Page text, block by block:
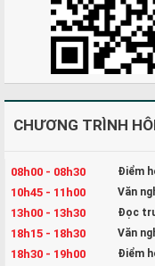
CHƯƠNG TRÌNH
08h00 - 08h30 Điểm
10h45 - 11h00 Văn
13h00 - 13h30 Đọc
18h15 - 18h30 Văn
18h30 - 19h00 Điểm